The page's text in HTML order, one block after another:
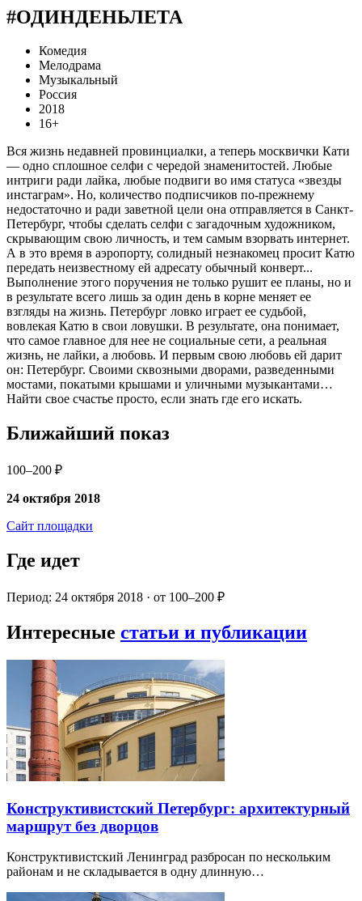
#ОДИНДЕНЬЛЕТА
Комедия
Мелодрама
Музыкальный
Россия
2018
16+
Вся жизнь недавней провинциалки, а теперь москвички Кати
— одно сплошное селфи с чередой знаменитостей. Любые
интриги ради лайка, любые подвиги во имя статуса «звезды
инстаграм». Но, количество подписчиков по-прежнему
недостаточно и ради заветной цели она отправляется в Санкт-
Петербург, чтобы сделать селфи с загадочным художником,
скрывающим свою личность, и тем самым взорвать интернет.
А в это время в аэропорту, солидный незнакомец просит Катю
передать неизвестному ей адресату обычный конверт...
Выполнение этого поручения не только рушит ее планы, но и
в результате всего лишь за один день в корне меняет ее
взгляды на жизнь. Петербург ловко играет ее судьбой,
вовлекая Катю в свои ловушки. В результате, она понимает,
что самое главное для нее не социальные сети, а реальная
жизнь, не лайки, а любовь. И первым свою любовь ей дарит
он: Петербург. Своими сквозными дворами, разведенными
мостами, покатыми крышами и уличными музыкантами…
Найти свое счастье просто, если знать где его искать.
Ближайший показ
100–200 ₽
24 октября 2018
Сайт площадки
Где идет
Период: 24 октября 2018 · от 100–200 ₽
Интересные статьи и публикации
Конструктивистский Петербург: архитектурный
маршрут без дворцов
Конструктивистский Ленинград разбросан по нескольким
районам и не складывается в одну длинную…